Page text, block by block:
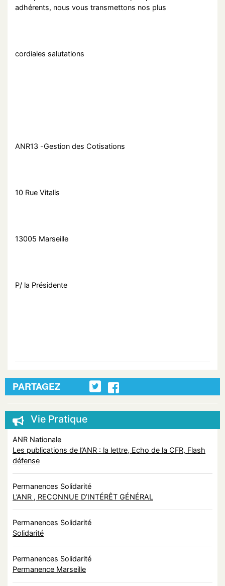
adhérents, nous vous transmettons nos plus
cordiales salutations
ANR13 -Gestion des Cotisations
10 Rue Vitalis
13005 Marseille
P/ la Présidente
PARTAGEZ
Vie Pratique
ANR Nationale
Les publications de l’ANR : la lettre, Echo de la CFR, Flash
défense
Permanences Solidarité
L’ANR , RECONNUE D’INTÉRÊT GÉNÉRAL
Permanences Solidarité
Solidarité
Permanences Solidarité
Permanence Marseille